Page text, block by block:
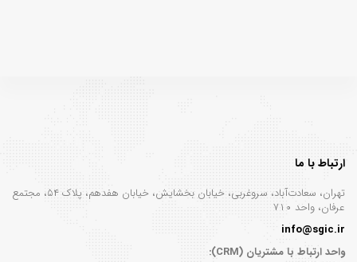
ارتباط با ما
تهران، سعادت‌آباد، سروغربی، خیابان بخشایش، خیابان هفدهم، پلاک ۵۴، مجتمع
عرفان، واحد ۷۱۰
info@sgic.ir
واحد ارتباط با مشتریان (CRM):